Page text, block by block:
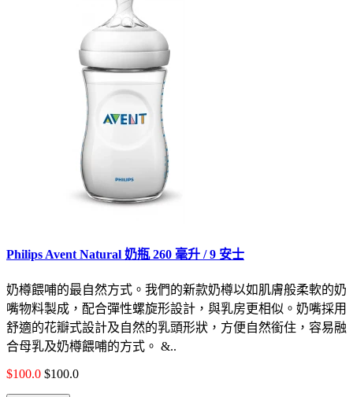
Philips Avent Natural 奶瓶 260 毫升 / 9 安士
奶樽餵哺的最自然方式。我們的新款奶樽以如肌膚般柔軟的奶
嘴物料製成，配合彈性螺旋形設計，與乳房更相似。奶嘴採用
舒適的花瓣式設計及自然的乳頭形狀，方便自然銜住，容易融
合母乳及奶樽餵哺的方式。 &..
$100.0 $100.0